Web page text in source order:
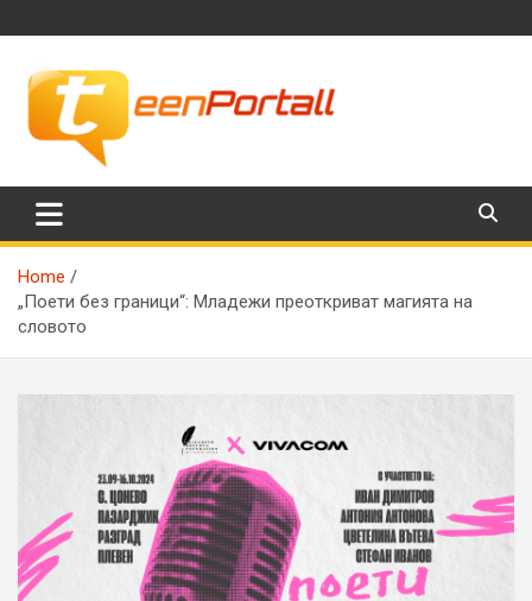
to
TeenPortall
Home
„Поети без граници“: Младежи преоткриват магията на
словото